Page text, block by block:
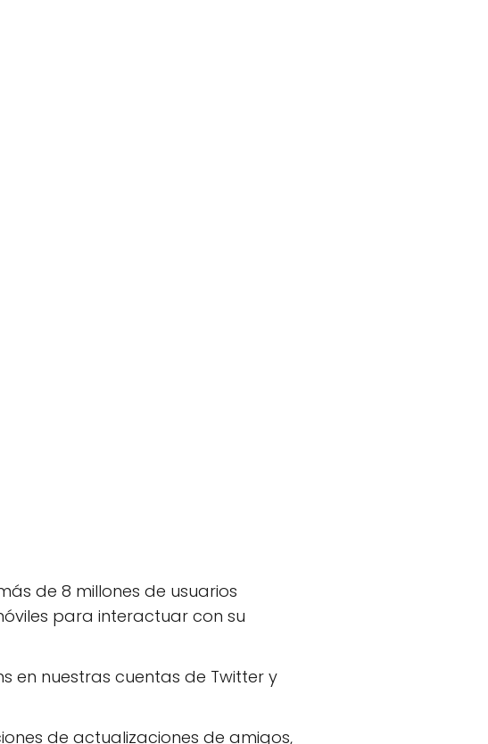
de 8 millones de usuarios
para interactuar con su
en nuestras cuentas de Twitter y
de actualizaciones de amigos,